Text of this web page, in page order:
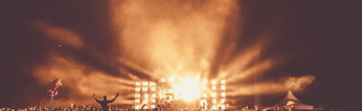
principal